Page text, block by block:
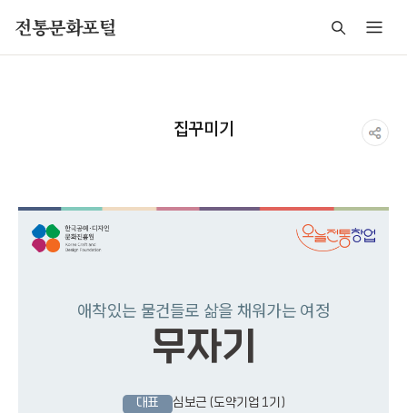
전통문화포털
집꾸미기
애착있는 물건들로 삶을 채워가는 여정
무자기
대표 심보근 (도약기업 1기)